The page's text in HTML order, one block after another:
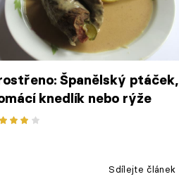
Španělský ptáček,
knedlík nebo rýže
Sdílejte článek